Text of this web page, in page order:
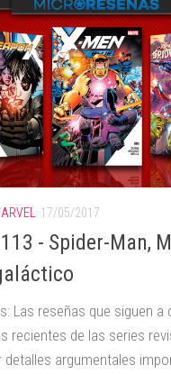
17/05/2017
- Spider-Man,
Las reseñas que siguen
recientes de las series
detalles argumentales